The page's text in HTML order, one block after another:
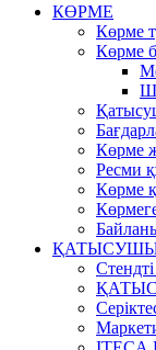
КӨРМЕ
Көрме
Көрме
Көрме
Ресми
Көрме